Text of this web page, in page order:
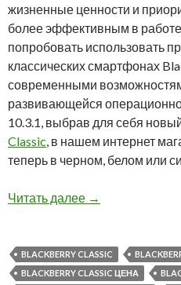
жизненные ценности и
более эффективным в
попробовать использовать
классических смартфонах
современными
развивающейся
10.3.1, выбрав для себя
Classic , в нашем интернет
теперь в черном, белом или
Читать далее У нас вы
→
BLACKBERRY CLASSIC
BLACKBERRY CLASSIC ЦЕНА